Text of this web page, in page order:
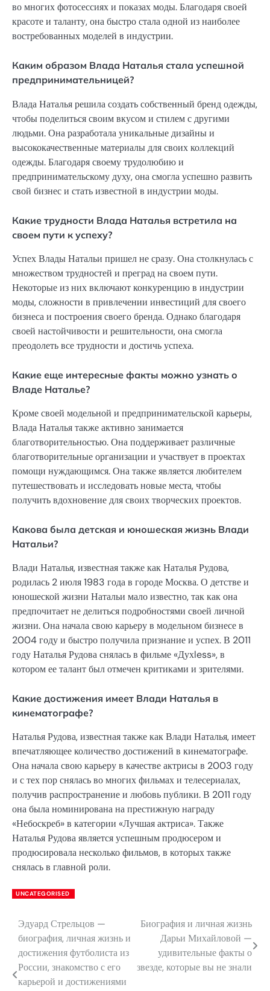
во многих фотосессиях и показах моды. Благодаря своей
красоте и таланту, она быстро стала одной из наиболее
востребованных моделей в индустрии.
Каким образом Влада Наталья стала успешной
предпринимательницей?
Влада Наталья решила создать собственный бренд одежды,
чтобы поделиться своим вкусом и стилем с другими
людьми. Она разработала уникальные дизайны и
высококачественные материалы для своих коллекций
одежды. Благодаря своему трудолюбию и
предпринимательскому духу, она смогла успешно развить
свой бизнес и стать известной в индустрии моды.
Какие трудности Влада Наталья встретила на
своем пути к успеху?
Успех Влады Натальи пришел не сразу. Она столкнулась с
множеством трудностей и преград на своем пути.
Некоторые из них включают конкуренцию в индустрии
моды, сложности в привлечении инвестиций для своего
бизнеса и построения своего бренда. Однако благодаря
своей настойчивости и решительности, она смогла
преодолеть все трудности и достичь успеха.
Какие еще интересные факты можно узнать о
Владе Наталье?
Кроме своей модельной и предпринимательской карьеры,
Влада Наталья также активно занимается
благотворительностью. Она поддерживает различные
благотворительные организации и участвует в проектах
помощи нуждающимся. Она также является любителем
путешествовать и исследовать новые места, чтобы
получить вдохновение для своих творческих проектов.
Какова была детская и юношеская жизнь Влади
Натальи?
Влади Наталья, известная также как Наталья Рудова,
родилась 2 июля 1983 года в городе Москва. О детстве и
юношеской жизни Натальи мало известно, так как она
предпочитает не делиться подробностями своей личной
жизни. Она начала свою карьеру в модельном бизнесе в
2004 году и быстро получила признание и успех. В 2011
году Наталья Рудова снялась в фильме «Духless», в
котором ее талант был отмечен критиками и зрителями.
Какие достижения имеет Влади Наталья в
кинематографе?
Наталья Рудова, известная также как Влади Наталья, имеет
впечатляющее количество достижений в кинематографе.
Она начала свою карьеру в качестве актрисы в 2003 году
и с тех пор снялась во многих фильмах и телесериалах,
получив распространение и любовь публики. В 2011 году
она была номинирована на престижную награду
«Небоскреб» в категории «Лучшая актриса». Также
Наталья Рудова является успешным продюсером и
продюсировала несколько фильмов, в которых также
снялась в главной роли.
UNCATEGORISED
Навигация
по
записям
Эдуард Стрельцов —
биография, личная жизнь и
достижения футболиста из
России, знакомство с его
карьерой и достижениями
Биография и личная жизнь
Дарьи Михайловой —
удивительные факты о
звезде, которые вы не знали